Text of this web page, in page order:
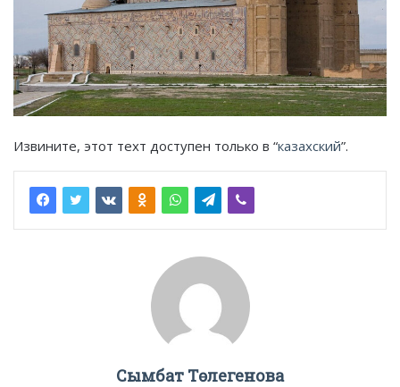
Извините, этот техт доступен только в “казахский”.
Сымбат Төлегенова